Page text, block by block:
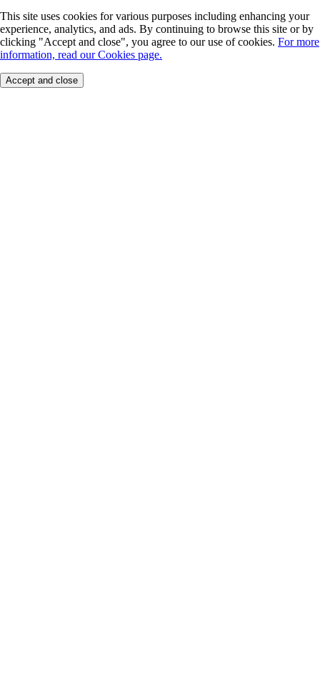
This site uses cookies for various purposes including enhancing your
experience, analytics, and ads. By continuing to browse this site or by
clicking "Accept and close", you agree to our use of cookies. For more
information, read our Cookies page.
Accept and close